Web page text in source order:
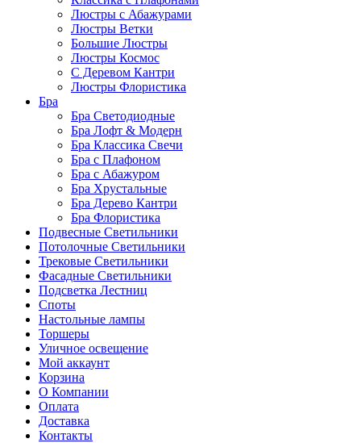
Люстры с Абажурами
Люстры Ветки
Большие Люстры
Люстры Космос
С Деревом Кантри
Люстры Флористика
Бра
Бра Светодиодные
Бра Лофт & Модерн
Бра Классика Свечи
Бра с Плафоном
Бра с Абажуром
Бра Хрустальные
Бра Дерево Кантри
Бра Флористика
Подвесные Светильники
Потолочные Светильники
Трековые Светильники
Фасадные Светильники
Подсветка Лестниц
Споты
Настольные лампы
Торшеры
Уличное освещение
Мой аккаунт
Корзина
О Компании
Оплата
Доставка
Контакты